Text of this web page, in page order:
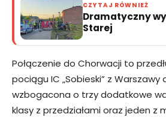
CZYTAJ RÓWNIEŻ
Dramatyczny
Starej
Połączenie do Chorwacji to
pociągu IC „Sobieski” z
wzbogacona o trzy dodatkowe
klasy z przedziałami oraz jeden z